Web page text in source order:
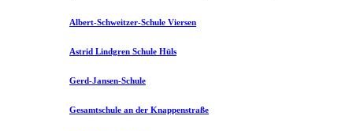
Albert-Schweitzer-Schule Viersen
Astrid Lindgren Schule Hüls
Gerd-Jansen-Schule
Gesamtschule an der Knappenstraße